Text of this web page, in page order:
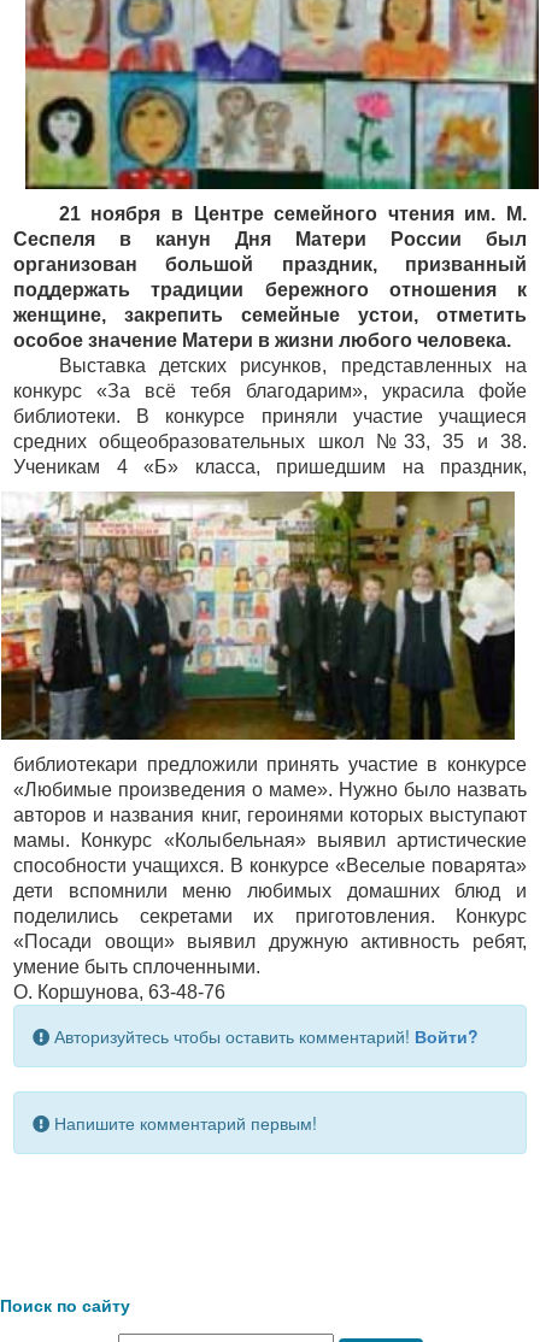
21 ноября в Центре семейного чтения им. М.
Сеспеля в канун Дня Матери России был
организован большой праздник, призванный
поддержать традиции бережного отношения к
женщине, закрепить семейные устои, отметить
особое значение Матери в жизни любого человека.
Выставка детских рисунков, представленных на
конкурс «За всё тебя благодарим», украсила фойе
библиотеки. В конкурсе приняли участие учащиеся
средних общеобразовательных школ №33, 35 и 38.
Ученикам 4 «Б» класса, пришедшим на праздник,
библиотекари предложили принять участие в конкурсе
«Любимые произведения о маме». Нужно было назвать
авторов и названия книг, героинями которых выступают
мамы. Конкурс «Колыбельная» выявил артистические
способности учащихся. В конкурсе «Веселые поварята»
дети вспомнили меню любимых домашних блюд и
поделились секретами их приготовления. Конкурс
«Посади овощи» выявил дружную активность ребят,
умение быть сплоченными.
О. Коршунова, 63-48-76
Авторизуйтесь чтобы оставить комментарий! Войти?
Напишите комментарий первым!
Поиск по сайту